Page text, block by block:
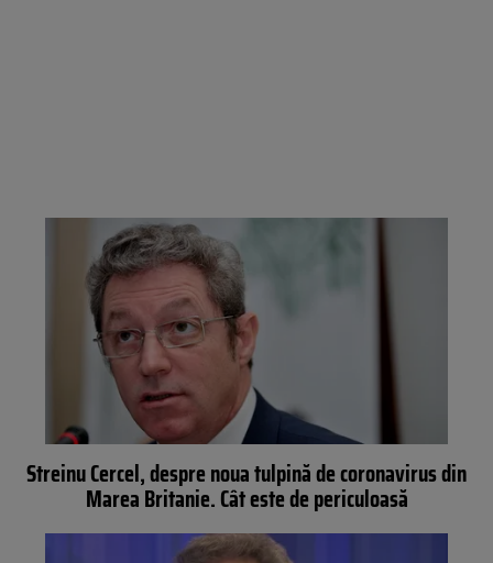
Streinu Cercel, despre noua tulpină de coronavirus din
Marea Britanie. Cât este de periculoasă